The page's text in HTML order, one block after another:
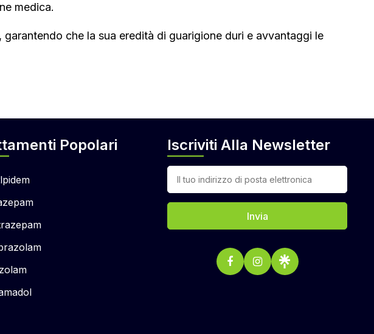
medica.
che la sua eredità di guarigione duri e avvantaggi le
Popolari Iscriviti Alla Newsletter
Invia